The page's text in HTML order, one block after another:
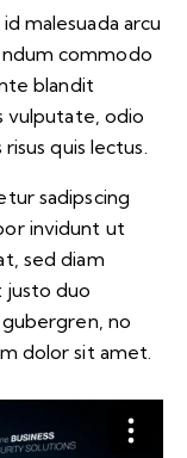
malesuada arcu
commodo
blandit
vulputate, odio
quis lectus.
sadipscing
invidunt ut
sed diam
justo duo
no
dolor sit amet.